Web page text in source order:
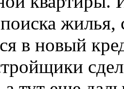
жилья,
в новый